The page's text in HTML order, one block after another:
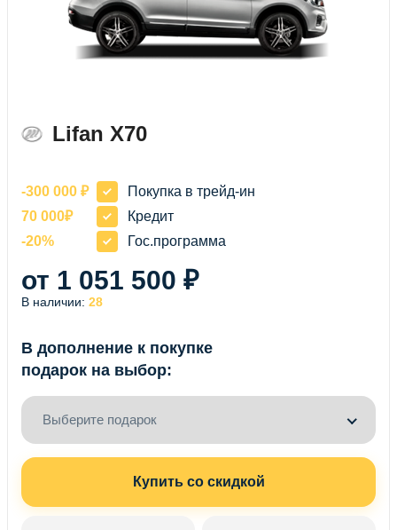
Lifan X70
-300 000 ₽
Покупка в трейд-ин
70 000₽
Кредит
-20%
Гос.программа
от 1 051 500 ₽
В наличии: 28
В дополнение к покупке
подарок на выбор:
Выберите подарок
Купить со скидкой